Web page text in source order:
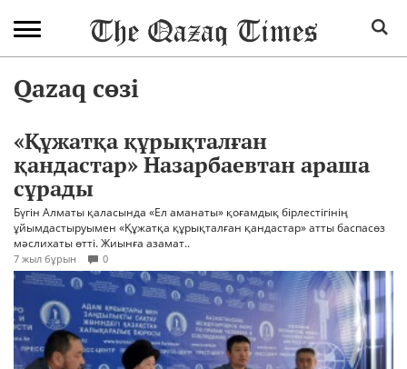
Qazaq сөзі
«Құжатқа құрықталған
қандастар» Назарбаевтан араша
сұрады
Бүгін Алматы қаласында «Ел аманаты» қоғамдық бірлестігінің
ұйымдастыруымен «Құжатқа құрықталған қандастар» атты баспасөз
мәслихаты өтті. Жиынға азамат..
7 жыл бұрын 0